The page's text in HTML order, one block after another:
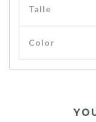
Talle
Color